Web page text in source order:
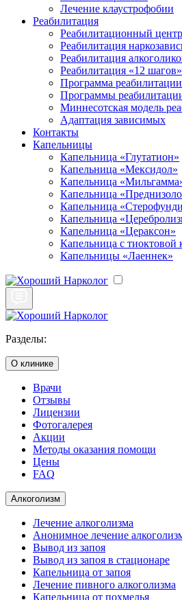
Лечение клаустрофобии
Реабилитация
Реабилитационный центр
Реабилитация
Реабилитация
Реабилитация «12 шагов»
Программа
Программы
Миннесотская модель
Адаптация зависимых
Контакты
Капельницы
Капельница «Глутатион»
Капельница «Мексидол»
Капельница
Капельница
Капельница
Капельница
Капельница «Цераксон»
Капельница с тиоктовой
Капельницы «Лаеннек»
Разделы:
О клинике
Врачи
Отзывы
Лицензии
Фотогалерея
Акции
Методы оказания помощи
Цены
FAQ
Алкоголизм
Лечение алкоголизма
Анонимное лечение
Вывод из запоя
Вывод из запоя в стационаре
Капельница от запоя
Лечение пивного алкоголизма
Капельница от похмелья